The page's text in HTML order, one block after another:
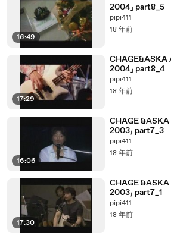
16:49
2004」 part8_5
pipi411
18 年前
17:29
CHAGE&ASKA
2004」 part8_4
pipi411
18 年前
16:06
CHAGE &ASKA
2003」 part7_3
pipi411
18 年前
17:30
CHAGE &ASKA
2003」 part7_1
pipi411
18 年前